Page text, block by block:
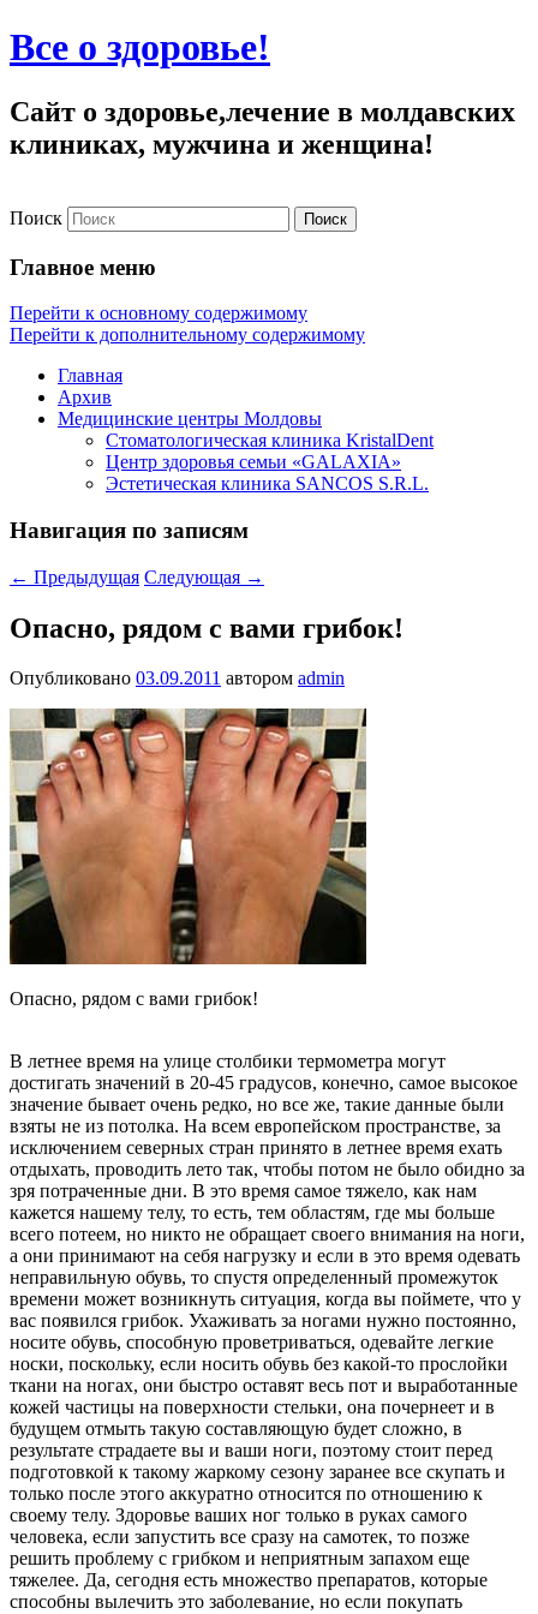
Все о здоровье!
Сайт о здоровье,лечение в молдавских
клиниках, мужчина и женщина!
Поиск
Главное меню
Перейти к основному содержимому
Перейти к дополнительному содержимому
Главная
Архив
Медицинские центры Молдовы
Стоматологическая клиника KristalDent
Центр здоровья семьи «GALAXIA»
Эстетическая клиника SANCOS S.R.L.
Навигация по записям
← Предыдущая Следующая →
Опасно, рядом с вами грибок!
Опубликовано 03.09.2011 автором admin
Опасно, рядом с вами грибок!
В летнее время на улице столбики термометра могут
достигать значений в 20-45 градусов, конечно, самое высокое
значение бывает очень редко, но все же, такие данные были
взяты не из потолка. На всем европейском пространстве, за
исключением северных стран принято в летнее время ехать
отдыхать, проводить лето так, чтобы потом не было обидно за
зря потраченные дни. В это время самое тяжело, как нам
кажется нашему телу, то есть, тем областям, где мы больше
всего потеем, но никто не обращает своего внимания на ноги,
а они принимают на себя нагрузку и если в это время одевать
неправильную обувь, то спустя определенный промежуток
времени может возникнуть ситуация, когда вы поймете, что у
вас появился грибок. Ухаживать за ногами нужно постоянно,
носите обувь, способную проветриваться, одевайте легкие
носки, поскольку, если носить обувь без какой-то прослойки
ткани на ногах, они быстро оставят весь пот и выработанные
кожей частицы на поверхности стельки, она почернеет и в
будущем отмыть такую составляющую будет сложно, в
результате страдаете вы и ваши ноги, поэтому стоит перед
подготовкой к такому жаркому сезону заранее все скупать и
только после этого аккуратно относится по отношению к
своему телу. Здоровье ваших ног только в руках самого
человека, если запустить все сразу на самотек, то позже
решить проблему с грибком и неприятным запахом еще
тяжелее. Да, сегодня есть множество препаратов, которые
способны вылечить это заболевание, но если покупать